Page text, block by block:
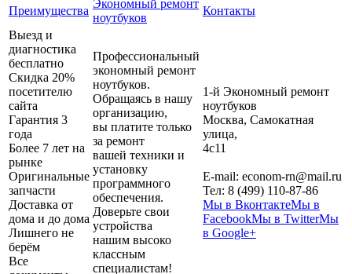
Преимущества
Экономный ремонт
ноутбуков
Контакты
Выезд и
диагностика
бесплатно
Скидка 20%
посетителю
сайта
Гарантия 3
года
Более 7 лет на
рынке
Оригинальные
запчасти
Доставка от
дома и до дома
Лишнего не
берём
Все
Профессиональный
экономный ремонт
ноутбуков.
Обращаясь в нашу
организацию,
вы платите только
за ремонт
вашей техники и
установку
программного
обеспечения.
Доверьте свои
устройства
нашим высоко
классным
специалистам!
1-й Экономный ремонт
ноутбуков
Москва, Самокатная
улица,
4с11
E-mail: econom-rn@mail.ru
Тел: 8 (499) 110-87-86
Мы в ВконтактеМы в
FacebookМы в TwitterМы
в Google+